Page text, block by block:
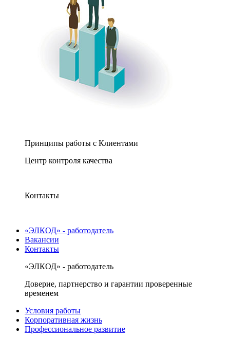
Принципы работы с Клиентами
Центр контроля качества
Контакты
«ЭЛКОД» - работодатель
Вакансии
Контакты
«ЭЛКОД» - работодатель
Доверие, партнерство и гарантии проверенные
временем
Условия работы
Корпоративная жизнь
Профессиональное развитие